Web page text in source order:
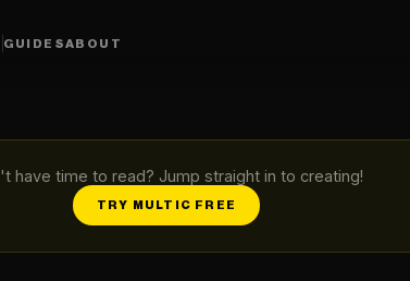
GUIDESABOUT
have time to read? Jump straight in to creating!
TRY MULTIC FREE